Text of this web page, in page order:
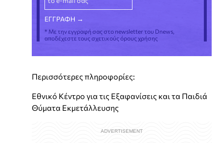
* Με την εγγραφή σας στο newsletter του Dnews,
αποδέχεστε τους σχετικούς όρους χρήσης
Περισσότερες πληροφορίες:
Εθνικό Κέντρο για τις Εξαφανίσεις και τα Παιδιά
Θύματα Εκμετάλλευσης